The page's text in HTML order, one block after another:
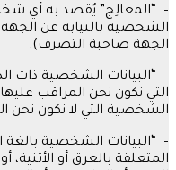
– “ المعالِج” يُقصد به أي شخص
الشخصية بالنيابة عن
الجهة صاحبة التصرف).
– “ البيانات الشخصية ذات
التي نكون نحن المراقب عليها
الشخصية التي لا نكون نحن
– “ البيانات الشخصية بالغة
المتعلقة بالعرق أو الأثنية،